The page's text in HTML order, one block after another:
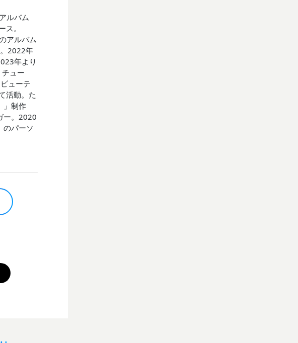
ルバム
ス。
アルバム
。2022年
年より
ュー
ューテ
活動。た
」制作
ー。2020
のパーソ